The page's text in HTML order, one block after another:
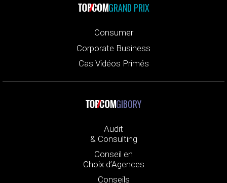
GRAND PRIX
Consumer
Corporate Business
Cas Vidéos Primés
GIBORY
Audit
& Consulting
Conseil en
Choix d’Agences
Conseils